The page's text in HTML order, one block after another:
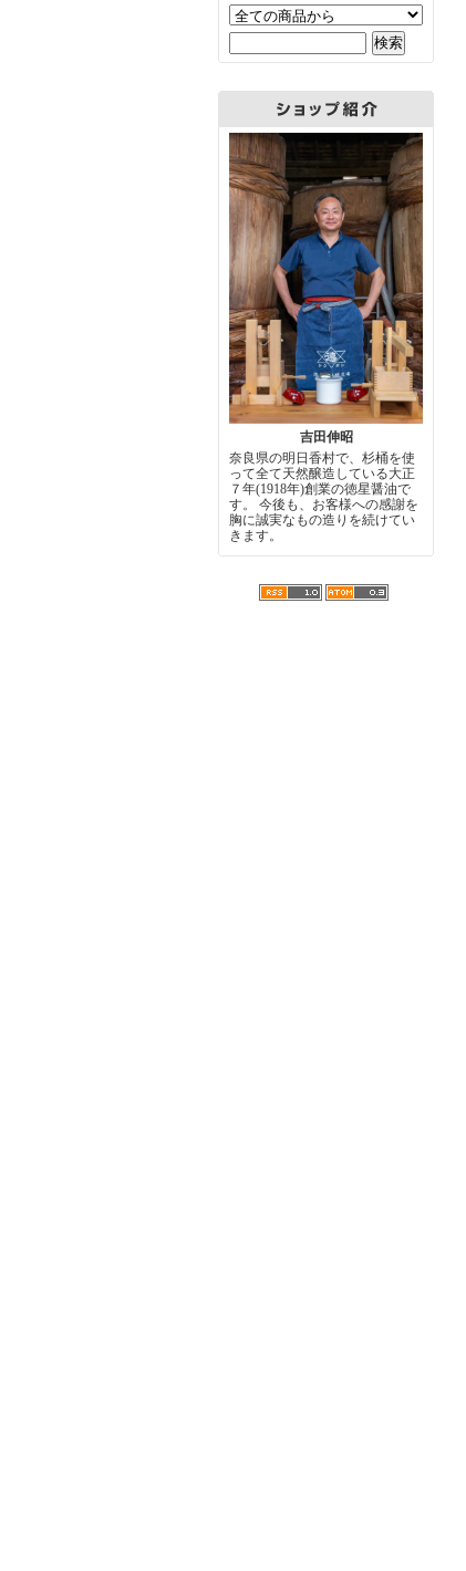
吉田伸昭
奈良県の明日香村で、杉桶を使
って全て天然醸造している大正
７年(1918年)創業の徳星醤油で
す。 今後も、お客様への感謝を
胸に誠実なもの造りを続けてい
きます。